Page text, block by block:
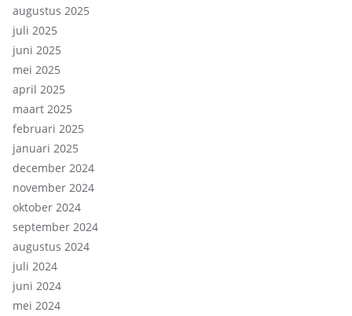
augustus 2025
juli 2025
juni 2025
mei 2025
april 2025
maart 2025
februari 2025
januari 2025
december 2024
november 2024
oktober 2024
september 2024
augustus 2024
juli 2024
juni 2024
mei 2024